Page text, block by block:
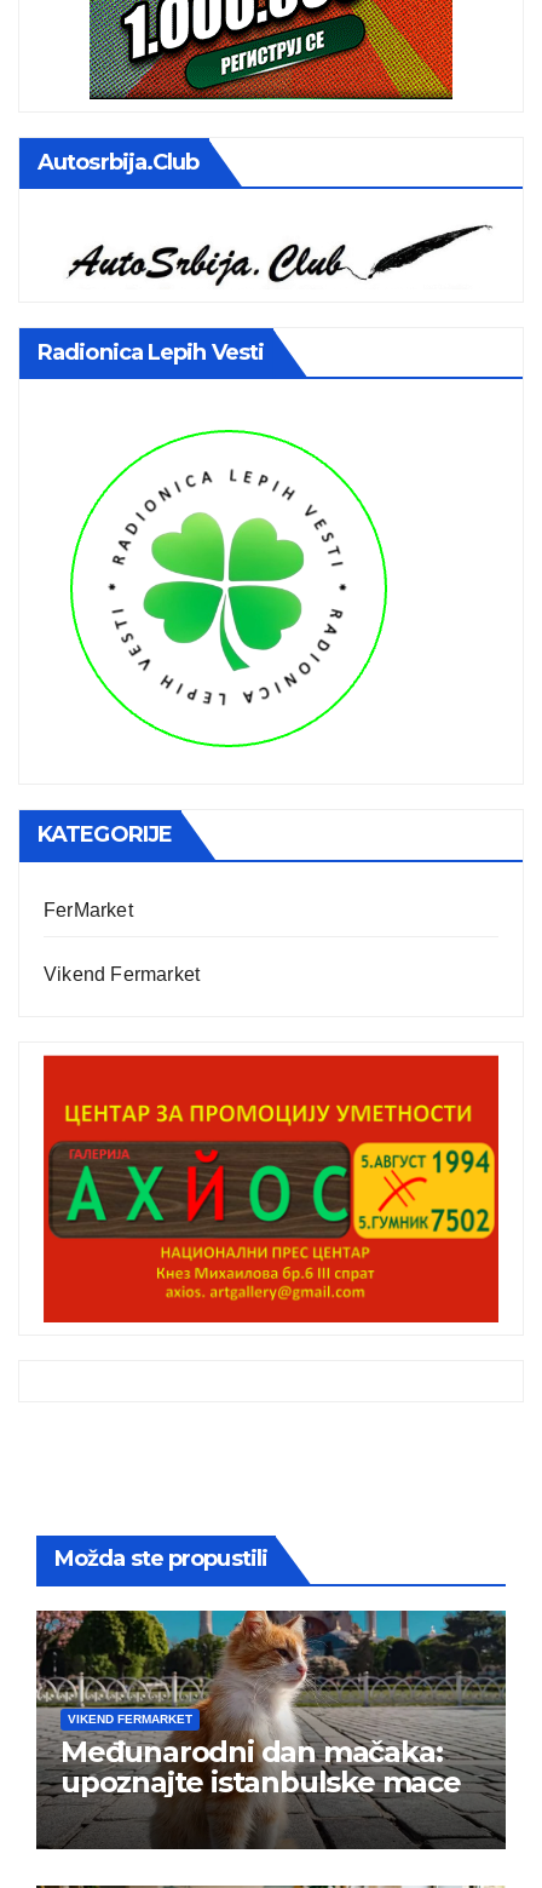
Autosrbija.club
Radionica Lepih Vesti
KATEGORIJE
FerMarket
Vikend Fermarket
Možda ste propustili
VIKEND FERMARKET
Međunarodni dan mačaka:
upoznajte istanbulske mace